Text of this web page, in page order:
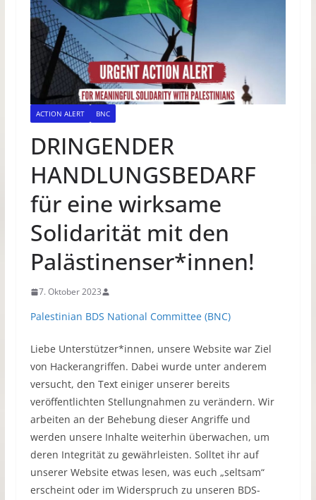
ACTION ALERT BNC
DRINGENDER
HANDLUNGSBEDARF
für eine wirksame
Solidarität mit den
Palästinenser*innen!
7. Oktober 2023
Palestinian BDS National Committee (BNC)
Liebe Unterstützer*innen, unsere Website war Ziel
von Hackerangriffen. Dabei wurde unter anderem
versucht, den Text einiger unserer bereits
veröffentlichten Stellungnahmen zu verändern. Wir
arbeiten an der Behebung dieser Angriffe und
werden unsere Inhalte weiterhin überwachen, um
deren Integrität zu gewährleisten. Solltet ihr auf
unserer Website etwas lesen, was euch „seltsam“
erscheint oder im Widerspruch zu unseren BDS-